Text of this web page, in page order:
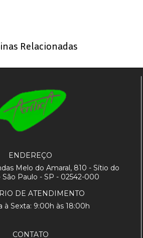
Relacionadas
ENDEREÇO
Melo do Amaral, 810 - Sítio do
São Paulo - SP - 02542-000
DE ATENDIMENTO
à Sexta: 9:00h às 18:00h
CONTATO